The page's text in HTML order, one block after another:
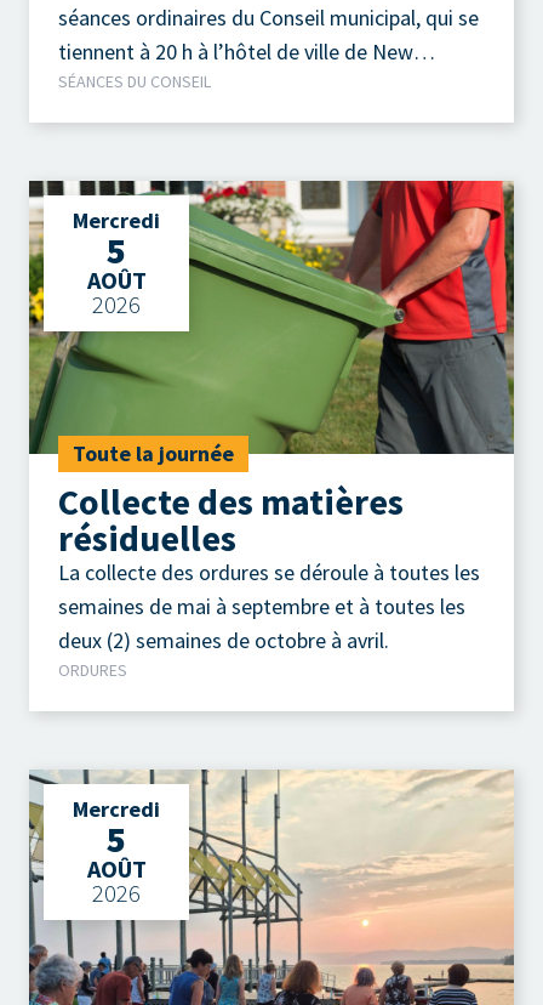
séances ordinaires du Conseil municipal, qui se
tiennent à 20 h à l’hôtel de ville de New
Richmond.
SÉANCES DU CONSEIL
Mercredi
5
AOÛT
2026
Toute la journée
Collecte des matières
résiduelles
La collecte des ordures se déroule à toutes les
semaines de mai à septembre et à toutes les
deux (2) semaines de octobre à avril.
ORDURES
Mercredi
5
AOÛT
2026